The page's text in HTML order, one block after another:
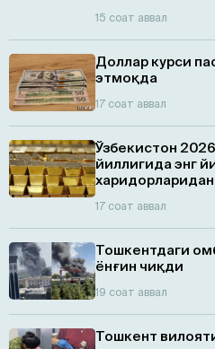
15 соат аввал
Доллар курси
этмоқда
17 соат аввал
Ўзбекистон
йиллигида энг
17 соат аввал
Тошкентдаги
ёнғин чиқди
19 соат аввал
Тошкент